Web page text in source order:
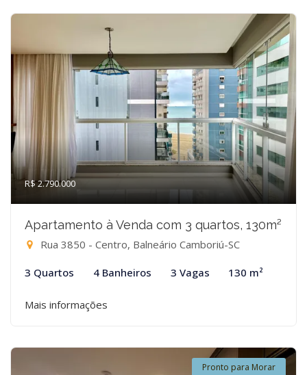
R$ 2.790.000
Apartamento à Venda com 3 quartos, 130m²
Rua 3850 - Centro, Balneário Camboriú-SC
3 Quartos 4 Banheiros 3 Vagas 130 m²
Mais informações
Pronto para Morar